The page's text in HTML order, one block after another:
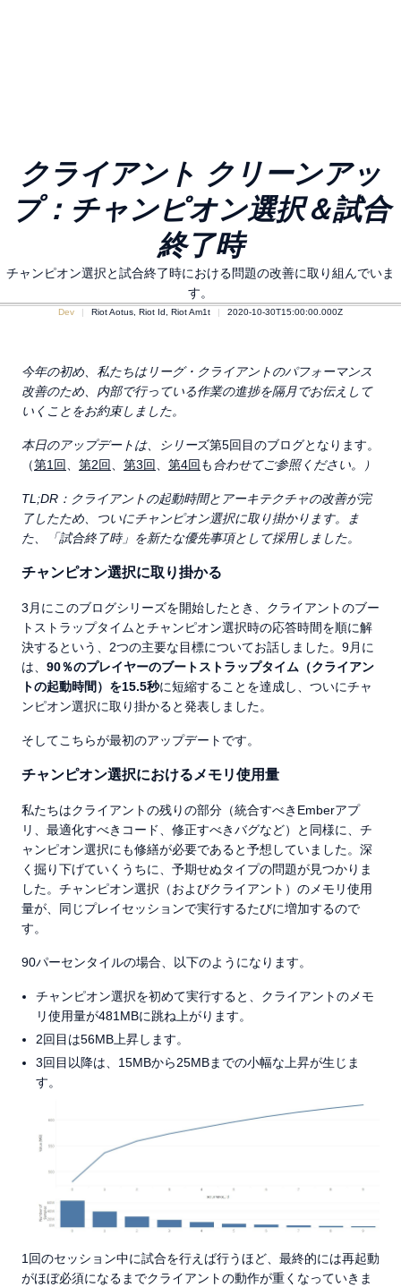
クライアント クリーンアッ
プ：チャンピオン選択＆試合
終了時
チャンピオン選択と試合終了時における問題の改善に取り組んでいま
す。
Dev Riot Aotus, Riot Id, Riot Am1t 2020-10-30T15:00:00.000Z
今年の初め、私たちはリーグ・クライアントのパフォーマンス
改善のため、内部で行っている作業の進捗を隔月でお伝えして
いくことをお約束しました。
本日のアップデートは、シリーズ第5回目のブログとなります。
（第1回 第2回 第3回 第4回 も合わせてご参照ください。）
TL;DR ：クライアントの起動時間とアーキテクチャの改善が完
了したため、ついにチャンピオン選択に取り掛かります。ま
た、「試合終了時」を新たな優先事項として採用しました。
チャンピオン選択に取り掛かる
3月にこのブログシリーズを開始したとき、クライアントのブー
トストラップタイムとチャンピオン選択時の応答時間を順に解
決するという、2つの主要な目標についてお話しました。9月に
は、 90％のプレイヤーのブートストラップタイム（クライアン
トの起動時間）を15.5秒に短縮することを達成し、ついにチャ
ンピオン選択に取り掛かると発表しました。
そしてこちらが最初のアップデートです。
チャンピオン選択におけるメモリ使用量
私たちはクライアントの残りの部分（統合すべきEmberアプ
リ、最適化すべきコード、修正すべきバグなど）と同様に、チ
ャンピオン選択にも修繕が必要であると予想していました。深
く掘り下げていくうちに、予期せぬタイプの問題が見つかりま
した。チャンピオン選択（およびクライアント）のメモリ使用
量が、同じプレイセッションで実行するたびに増加するので
す。
90パーセンタイルの場合、以下のようになります。
チャンピオン選択を初めて実行すると、クライアントのメモ
リ使用量が481MBに跳ね上がります。
2回目は56MB上昇します。
3回目以降は、15MBから25MBまでの小幅な上昇が生じま
す。
1回のセッション中に試合を行えば行うほど、最終的には再起動
がほぼ必須になるまでクライアントの動作が重くなっていきま